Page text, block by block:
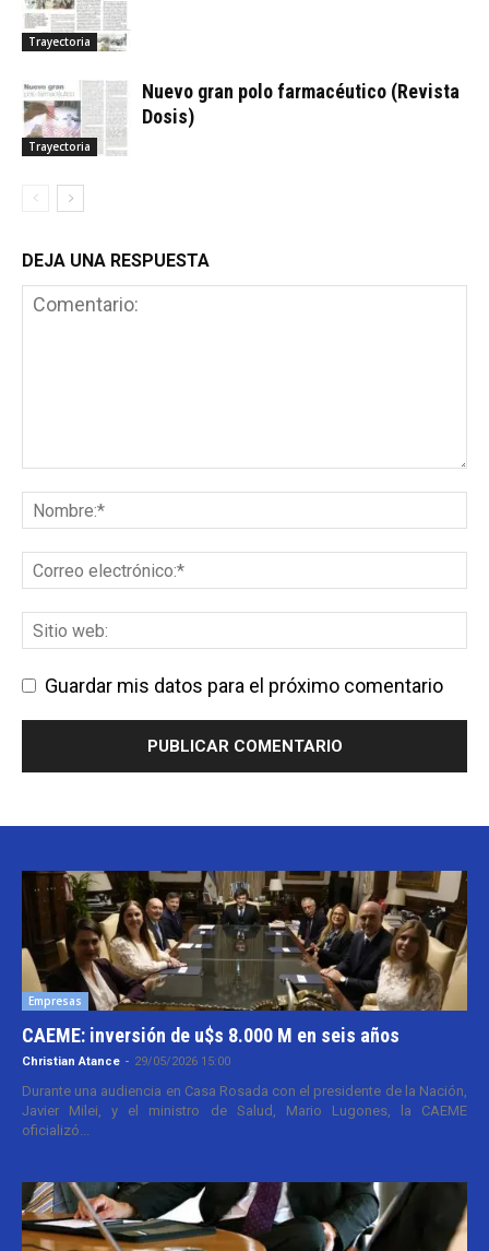
Trayectoria
Trayectoria
Nuevo gran polo farmacéutico (Revista
Dosis)
DEJA UNA RESPUESTA
Guardar mis datos para el próximo comentario
Empresas
CAEME: inversión de u$s 8.000 M en seis años
Christian Atance - 29/05/2026 15:00
Durante una audiencia en Casa Rosada con el presidente de la Nación,
Javier Milei, y el ministro de Salud, Mario Lugones, la CAEME
oficializó...